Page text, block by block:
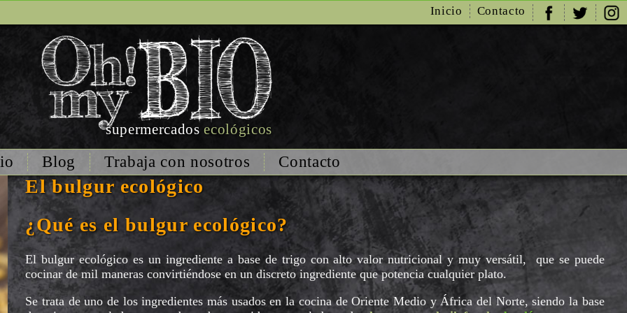
Inicio Contacto
supermercadosecológicos
Blog Trabaja con nosotros Contacto
El bulgur ecológico
¿Qué es el bulgur ecológico?
El bulgur ecológico es un ingrediente a base de trigo con alto valor nutricional y muy versátil, que se puede
cocinar de mil maneras convirtiéndose en un discreto ingrediente que potencia cualquier plato.
Se trata de uno de los ingredientes más usados en la cocina de Oriente Medio y África del Norte, siendo la base